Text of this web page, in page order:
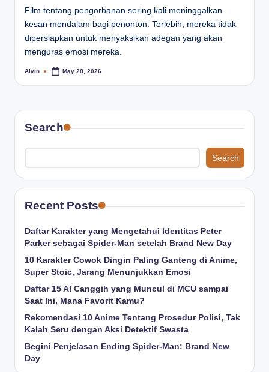
Film tentang pengorbanan sering kali meninggalkan
kesan mendalam bagi penonton. Terlebih, mereka tidak
dipersiapkan untuk menyaksikan adegan yang akan
menguras emosi mereka.
Posted
Alvin May 28, 2026
Search
Search
Recent Posts
Daftar Karakter yang Mengetahui Identitas Peter
Parker sebagai Spider-Man setelah Brand New Day
10 Karakter Cowok Dingin Paling Ganteng di Anime,
Super Stoic, Jarang Menunjukkan Emosi
Daftar 15 AI Canggih yang Muncul di MCU sampai
Saat Ini, Mana Favorit Kamu?
Rekomendasi 10 Anime Tentang Prosedur Polisi, Tak
Kalah Seru dengan Aksi Detektif Swasta
Begini Penjelasan Ending Spider-Man: Brand New
Day